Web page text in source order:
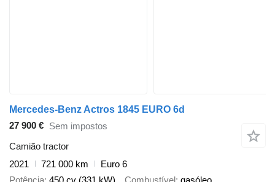
Mercedes-Benz Actros 1845 EURO 6d
27 900 € Sem impostos
Camião tractor
2021
721 000 km
Euro 6